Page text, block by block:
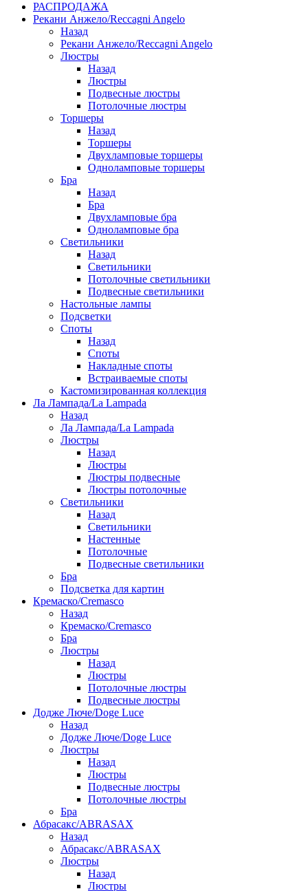
РАСПРОДАЖА
Рекани Анжело/Reccagni Angelo
Назад
Рекани Анжело/Reccagni Angelo
Люстры
Назад
Люстры
Подвесные люстры
Потолочные люстры
Торшеры
Назад
Торшеры
Двухламповые торшеры
Одноламповые торшеры
Бра
Назад
Бра
Двухламповые бра
Одноламповые бра
Светильники
Назад
Светильники
Потолочные светильники
Подвесные светильники
Настольные лампы
Подсветки
Споты
Назад
Споты
Накладные споты
Встраиваемые споты
Кастомизированная коллекция
Ла Лампада/La Lampada
Назад
Ла Лампада/La Lampada
Люстры
Назад
Люстры
Люстры подвесные
Люстры потолочные
Светильники
Назад
Светильники
Настенные
Потолочные
Подвесные светильники
Бра
Подсветка для картин
Кремаско/Cremasco
Назад
Кремаско/Cremasco
Бра
Люстры
Назад
Люстры
Потолочные люстры
Подвесные люстры
Додже Люче/Doge Luce
Назад
Додже Люче/Doge Luce
Люстры
Назад
Люстры
Подвесные люстры
Потолочные люстры
Бра
Абрасакс/ABRASAX
Назад
Абрасакс/ABRASAX
Люстры
Назад
Люстры